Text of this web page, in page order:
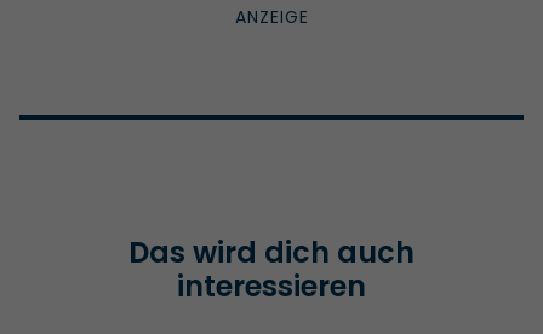
Das wird dich auch
interessieren